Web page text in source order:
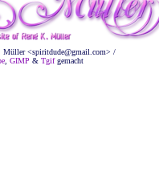
<spiritdude@gmail.com> /
GIMP & Tgifgemacht